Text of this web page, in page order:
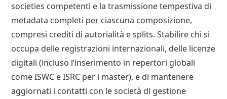
societies competenti e la trasmissione tempestiva di
metadata completi per ciascuna composizione,
compresi crediti di autorialità e splits. Stabilire chi si
occupa delle registrazioni internazionali, delle licenze
digitali (incluso l’inserimento in repertori globali
come ISWC e ISRC per i master), e di mantenere
aggiornati i contatti con le società di gestione